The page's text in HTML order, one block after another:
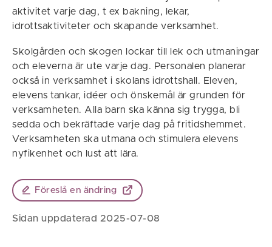
aktivitet varje dag, t ex bakning, lekar,
idrottsaktiviteter och skapande verksamhet.
Skolgården och skogen lockar till lek och utmaningar
och eleverna är ute varje dag. Personalen planerar
också in verksamhet i skolans idrottshall. Eleven,
elevens tankar, idéer och önskemål är grunden för
verksamheten. Alla barn ska känna sig trygga, bli
sedda och bekräftade varje dag på fritidshemmet.
Verksamheten ska utmana och stimulera elevens
nyfikenhet och lust att lära.
Föreslå en ändring
Sidan uppdaterad 2025-07-08